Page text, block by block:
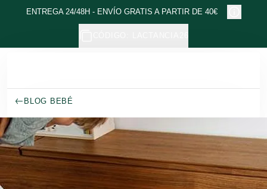
Ir al contenido principal
ENTREGA 24/48H - ENVÍO GRATIS A PARTIR DE 40€
BLOG BEBÉ